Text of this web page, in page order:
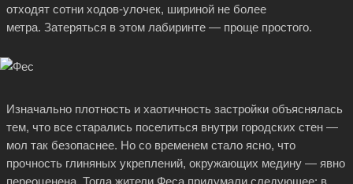
отходят сотни ходов-улочек, шириной не более
метра. Затеряться в этом лабиринте — проще простого.
Изначально плотность и хаотичность застройки объяснялась
тем, что все старались поселиться внутри городских стен —
мол так безопаснее. Но со временем стало ясно, что
прочность глиняных укреплений, окружающих медину — явно
переоценена. Тогда жители Феса придумали следующее: в